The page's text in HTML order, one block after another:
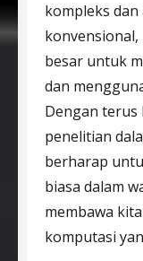
kompleks
besar untuk
dan
Dengan
penelitian
berharap
biasa dalam
membawa
komputasi